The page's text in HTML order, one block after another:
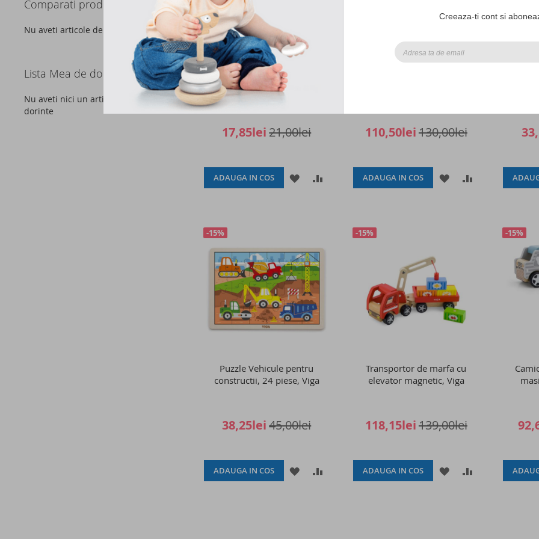
Creeaza-ti cont si
Set extensii sine din lemn in
panta pentru trenulete, 2
buc,Viga
17,85lei21,00lei
ADAUGA IN COS
ADAUGATI
DORINTE
ADAUGATI
110,50lei130,00lei
ADAUGA IN COS
ADAUGATIADAUGATI
-15%
Puzzle Vehicule pentru
constructii, 24 piese, Viga
38,25lei45,00lei
ADAUGA IN COS
ADAUGATIADAUGATI
-15%
Transportor de marfa cu
elevator magnetic, Viga
118,15lei139,00lei
ADAUGA IN COS
ADAUGATIADAUGATI
-15%
Comparati produse
Nu aveti articole de comparat.
Lista Mea de dorinte
Nu aveti nici un articol in lista de
dorinte